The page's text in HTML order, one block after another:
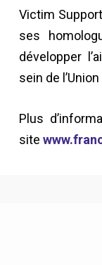
Victim
ses
développer
sein de
Plus
site